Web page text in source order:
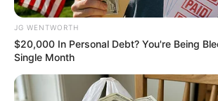
JG WENTWORTH
$20,000 In Personal Debt? You're Being
Single Month